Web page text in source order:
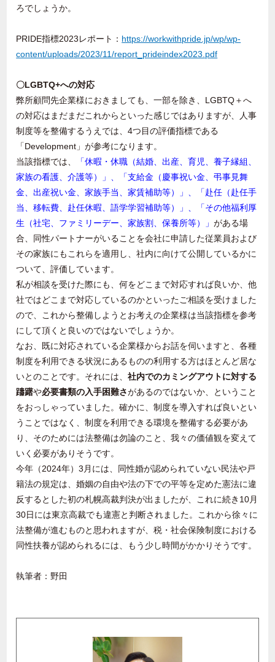
ろでしょうか。
PRIDE指標2023レポート： https://workwithpride.jp/wp/wp-
content/uploads/2023/11/report_prideindex2023.pdf
〇LGBTQ+への対応
弊所顧問先企業様におきましても、一部を除き、 LGBTQ＋へ
の対応はまだまだこれからといった感じではありますが、人事
制度等を整備するうえでは、4つ目の評価指標である
「Development 」が参考になります。
当該指標では、
「休暇・休職（結婚、出産、育児、養⼦縁組、
家族の看護、介護等）」、「⽀給⾦（慶事祝い⾦、弔事⾒舞
⾦、出産祝い⾦、家族⼿当、家賃補助等）」、「赴任（赴任⼿
当、移転費、赴任休暇、語学学習補助等）」、「その他福利厚
⽣（社宅、ファミリーデー、家族割、保養所等）」がある場
合、同性パートナーがいることを会社に申請した従業員および
その家族にもこれらを適⽤し、社内に向けて公開しているかに
ついて、評価しています。
私が相談を受けた際にも、何をどこまで対応すれば良いか、他
社ではどこまで対応しているのかといったご相談を受けました
ので、これから整備しようとお考えの企業様は当該指標を参考
にして頂くと良いのではないでしょうか。
なお、既に対応されている企業様からお話を伺いますと、各種
制度を利用できる状況にあるものの利用する方はほとんど居な
いとのことです。それには、社内でのカミングアウトに対する
躊躇や必要書類の入手困難さがあるのではないか、ということ
をおっしゃっていました。確かに、制度を導入すれば良いとい
うことではなく、制度を利用できる環境を整備する必要があ
り、そのためには法整備は勿論のこと、我々の価値観を変えて
いく必要がありそうです。
今年（2024年）3 月には、同性婚が認められていない民法や戸
籍法の規定は、婚姻の自由や法の下での平等を定めた憲法に違
反するとした初の札幌高裁判決が出ましたが、これに続き 10月
30日には東京高裁でも違憲と判断されました。これから徐々に
法整備が進むものと思われますが、税・社会保険制度における
同性扶養が認められるには、もう少し時間がかかりそうです。
執筆者：野田